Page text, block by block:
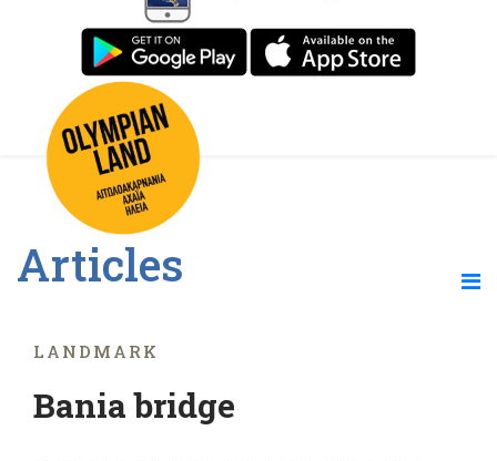
Articles
LANDMARK
Bania bridge